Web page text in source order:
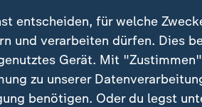
zum Vorjahresmonat einen
der Spritpreise ist ein E-Auto für
entscheiden, für welche
und verarbeiten dürfen. Dies
Gerät. Mit
zu unserer
benötigen. Oder du legst